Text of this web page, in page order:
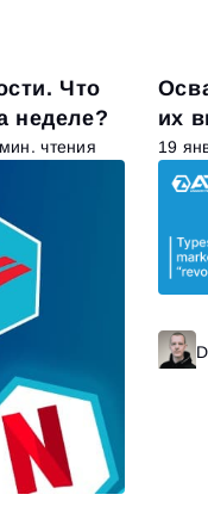
Что
неделе?
чтения
их
19